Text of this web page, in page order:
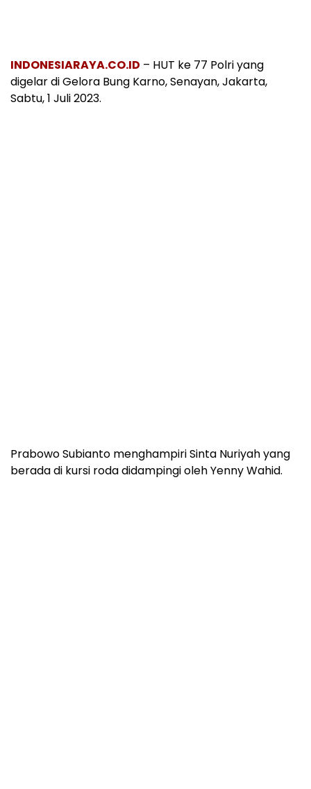
INDONESIARAYA.CO.ID – HUT ke 77 Polri yang
digelar di Gelora Bung Karno, Senayan, Jakarta,
Sabtu, 1 Juli 2023.
Prabowo Subianto menghampiri Sinta Nuriyah yang
berada di kursi roda didampingi oleh Yenny Wahid.